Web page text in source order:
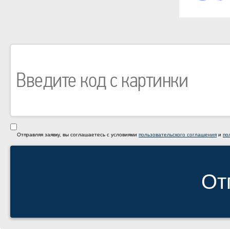
Отправляя заявку, вы соглашаетесь с условиями пользовательского соглашения и